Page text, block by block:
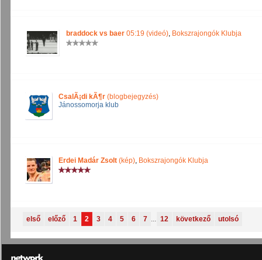
braddock vs baer 05:19 (videó), Bokszrajongók Klubja
CsalÃ¡di kÃ¶r (blogbejegyzés)
Jánossomorja klub
Erdei Madár Zsolt (kép), Bokszrajongók Klubja
első előző 1 2 3 4 5 6 7 ... 12 következő utolsó